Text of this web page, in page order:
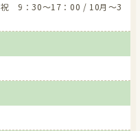
9：30～17：00 / 10月～3